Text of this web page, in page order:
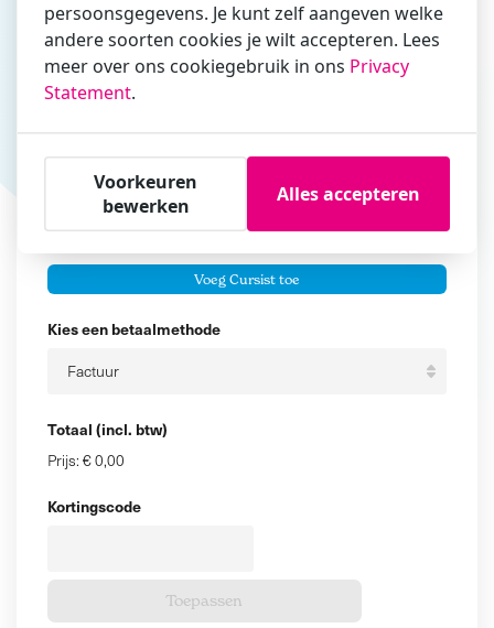
Is de contactpersoon ook een cursist?
Ja
Nee
Cursisten
Voeg cursisten toe
Tussenvoegsel
Er zijn geencursisten.
Voeg Cursist toe
Kies een betaalmethode
Totaal (incl. btw)
Prijs: € 0,00
Kortingscode
persoonsgegevens. Je kunt zelf aangeven welke
andere soorten cookies je wilt accepteren. Lees
meer over ons cookiegebruik in ons Privacy
Statement.
Voorkeuren
bewerken
Alles accepteren